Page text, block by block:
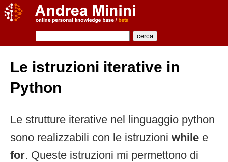
Le istruzioni iterative in
Python
Le strutture iterative nel linguaggio python
sono realizzabili con le istruzioni while e
for. Queste istruzioni mi permettono di